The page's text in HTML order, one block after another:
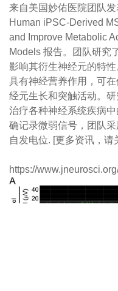
来自美国妙佑医院团队
Human iPSC-Derived
and Improve Metabolic
Models 报告。团队研究
影响其衍生神经元的特
具有神经营养作用，可
经元生长和突触活动。
治疗各种神经系统疾病
确记录微弱信号，团队
自发电位. [更多资讯，请
https://